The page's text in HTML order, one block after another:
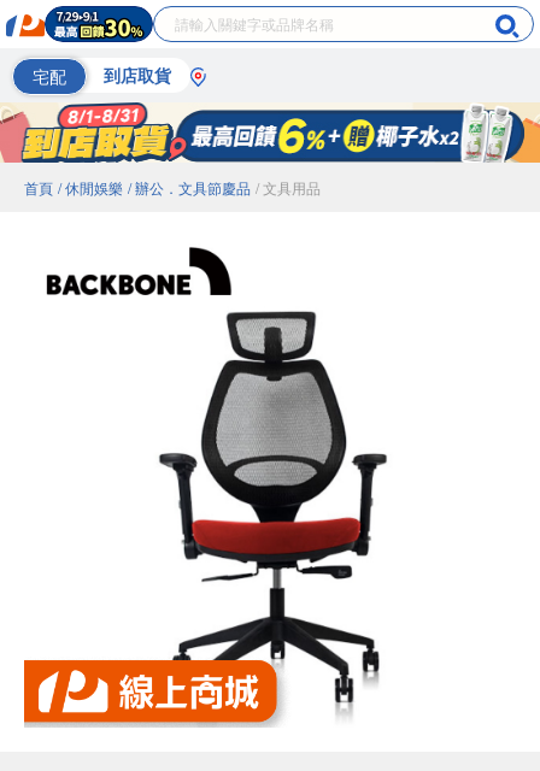
宅配 到店取貨
首頁 / 休閒娛樂 / 辦公．文具節慶品 / 文具用品